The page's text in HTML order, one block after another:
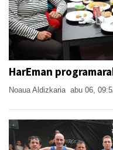
HarEman
Noaua Aldizkaria abu 06,